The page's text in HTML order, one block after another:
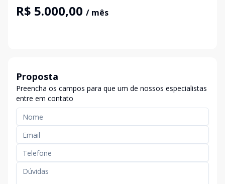
R$ 5.000,00 / mês
Proposta
Preencha os campos para que um de nossos especialistas
entre em contato